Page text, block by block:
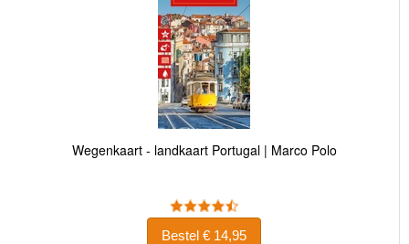
Wegenkaart - landkaart Portugal | Marco Polo
Bestel € 14,95